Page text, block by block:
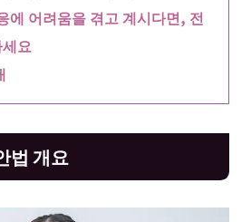
에 어려움을 겪고 계시다면, 전
요
법 개요